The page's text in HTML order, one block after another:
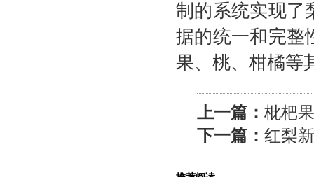
制的系统实现了
据的统一和完整
果、桃、柑橘等
上一篇： 枇杷
下一篇： 红梨